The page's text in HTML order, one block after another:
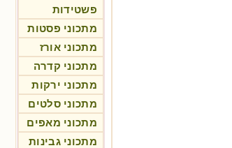
פשטידות
מתכוני פסטות
מתכוני אורז
מתכוני קדרה
מתכוני ירקות
מתכוני סלטים
מתכוני מאפים
מתכוני גבינות